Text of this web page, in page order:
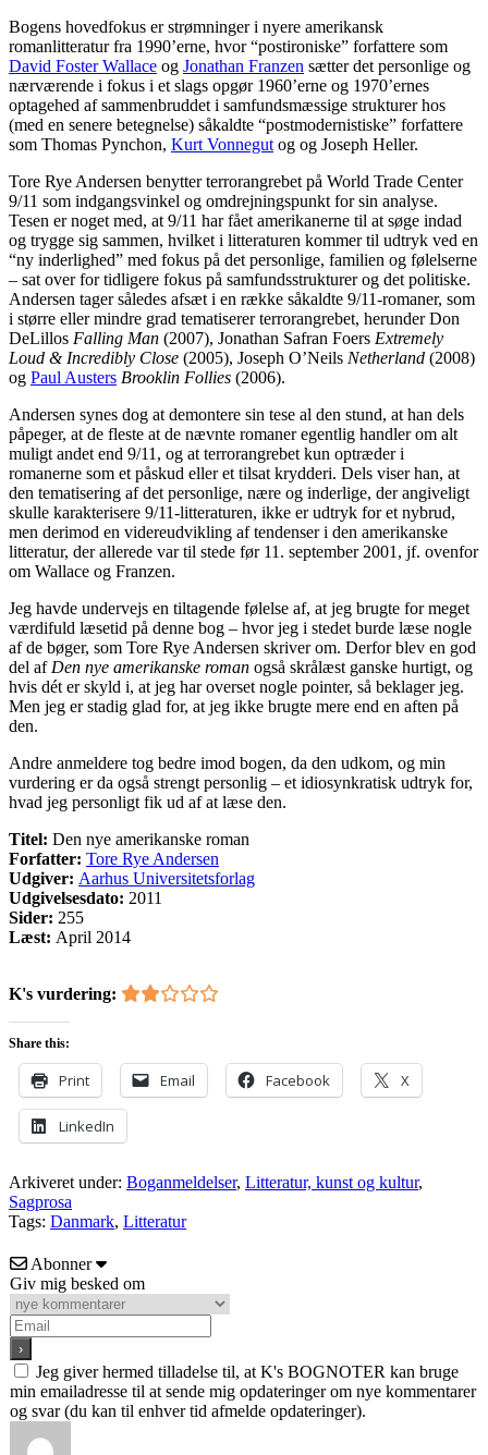
Bogens hovedfokus er strømninger i nyere amerikansk
romanlitteratur fra 1990’erne, hvor “postironiske” forfattere som
David Foster Wallace og Jonathan Franzen sætter det personlige og
nærværende i fokus i et slags opgør 1960’erne og 1970’ernes
optagehed af sammenbruddet i samfundsmæssige strukturer hos
(med en senere betegnelse) såkaldte “postmodernistiske” forfattere
som Thomas Pynchon, Kurt Vonnegut og og Joseph Heller.
Tore Rye Andersen benytter terrorangrebet på World Trade Center
9/11 som indgangsvinkel og omdrejningspunkt for sin analyse.
Tesen er noget med, at 9/11 har fået amerikanerne til at søge indad
og trygge sig sammen, hvilket i litteraturen kommer til udtryk ved en
“ny inderlighed” med fokus på det personlige, familien og følelserne
– sat over for tidligere fokus på samfundsstrukturer og det politiske.
Andersen tager således afsæt i en række såkaldte 9/11-romaner, som
i større eller mindre grad tematiserer terrorangrebet, herunder Don
DeLillos Falling Man (2007), Jonathan Safran Foers Extremely
Loud & Incredibly Close (2005), Joseph O’Neils Netherland (2008)
og Paul Austers Brooklin Follies (2006).
Andersen synes dog at demontere sin tese al den stund, at han dels
påpeger, at de fleste at de nævnte romaner egentlig handler om alt
muligt andet end 9/11, og at terrorangrebet kun optræder i
romanerne som et påskud eller et tilsat krydderi. Dels viser han, at
den tematisering af det personlige, nære og inderlige, der angiveligt
skulle karakterisere 9/11-litteraturen, ikke er udtryk for et nybrud,
men derimod en videreudvikling af tendenser i den amerikanske
litteratur, der allerede var til stede før 11. september 2001, jf. ovenfor
om Wallace og Franzen.
Jeg havde undervejs en tiltagende følelse af, at jeg brugte for meget
værdifuld læsetid på denne bog – hvor jeg i stedet burde læse nogle
af de bøger, som Tore Rye Andersen skriver om. Derfor blev en god
del af Den nye amerikanske roman også skrålæst ganske hurtigt, og
hvis dét er skyld i, at jeg har overset nogle pointer, så beklager jeg.
Men jeg er stadig glad for, at jeg ikke brugte mere end en aften på
den.
Andre anmeldere tog bedre imod bogen, da den udkom, og min
vurdering er da også strengt personlig – et idiosynkratisk udtryk for,
hvad jeg personligt fik ud af at læse den.
Titel: Den nye amerikanske roman
Forfatter: Tore Rye Andersen
Udgiver: Aarhus Universitetsforlag
Udgivelsesdato: 2011
Sider: 255
Læst: April 2014
K's vurdering:
Share this:
Print Email Facebook X
LinkedIn
Arkiveret under: Boganmeldelser, Litteratur, kunst og kultur,
Sagprosa
Tags: Danmark, Litteratur
Abonner
Giv mig besked om
Jeg giver hermed tilladelse til, at K's BOGNOTER kan bruge
min emailadresse til at sende mig opdateringer om nye kommentarer
og svar (du kan til enhver tid afmelde opdateringer).